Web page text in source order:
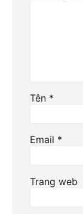
Tên *
Email *
Trang web